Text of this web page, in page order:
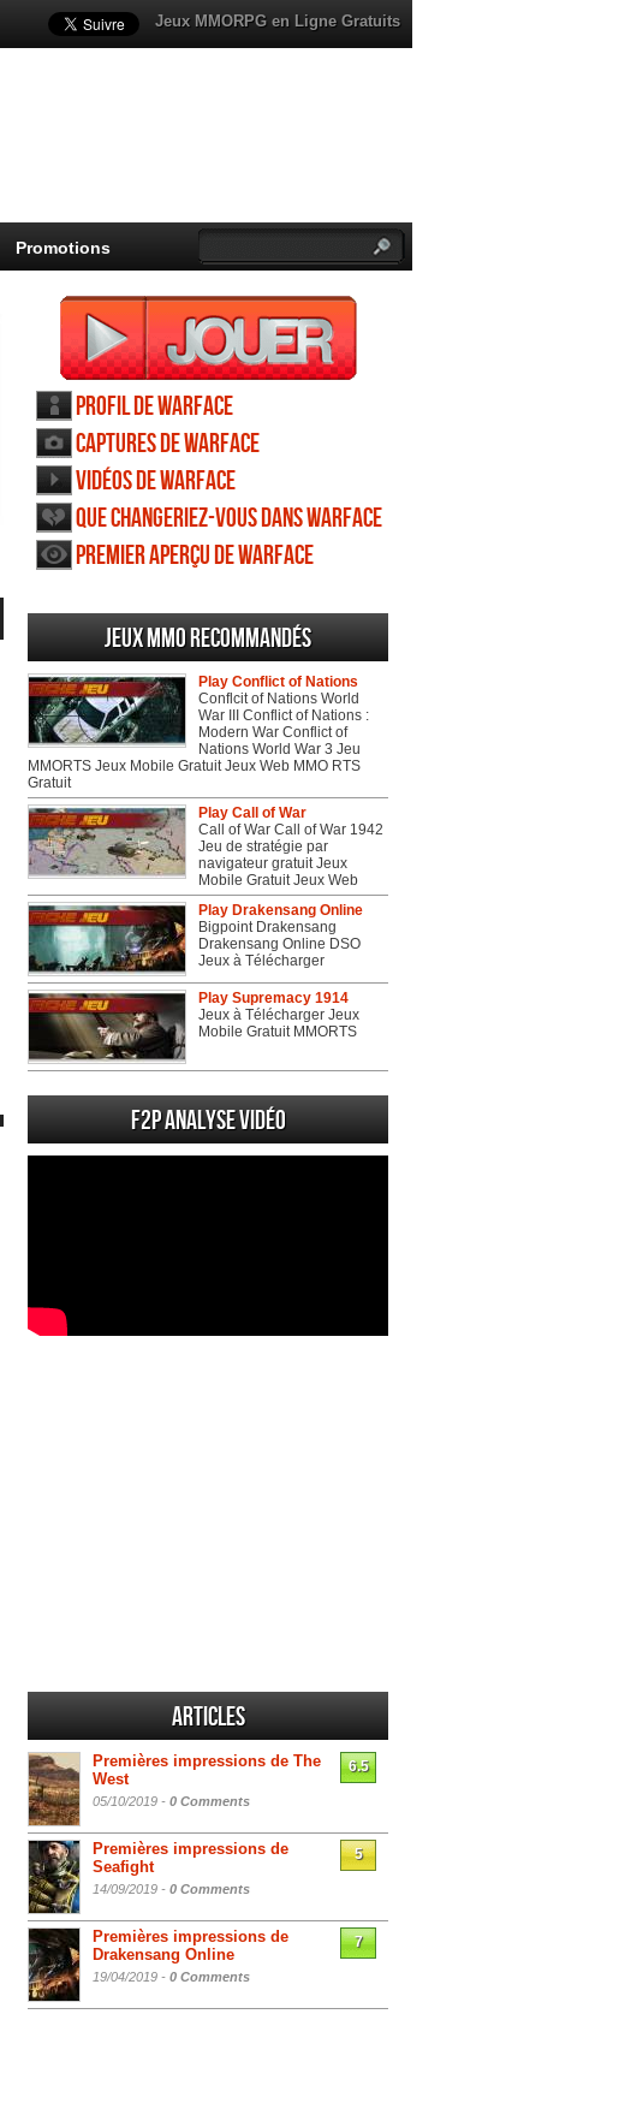
Jeux MMORPG en Ligne Gratuits
Promotions
Profil de Warface
Captures de Warface
Vidéos de Warface
Que changeriez-vous dans Warface
Premier aperçu de Warface
Jeux MMO recommandés
Play Conflict of Nations
Conflcit of Nations World
War III Conflict of Nations :
Modern War Conflict of
Nations World War 3 Jeu
MMORTS Jeux Mobile Gratuit Jeux Web MMO RTS
Gratuit
Play Call of War
Call of War Call of War 1942
Jeu de stratégie par
navigateur gratuit Jeux
Mobile Gratuit Jeux Web
Play Drakensang Online
Bigpoint Drakensang
Drakensang Online DSO
Jeux à Télécharger
Play Supremacy 1914
Jeux à Télécharger Jeux
Mobile Gratuit MMORTS
F2P Analyse vidéo
Articles
Premières impressions de The
West
05/10/2019 - 0 Comments
6.5
Premières impressions de
Seafight
14/09/2019 - 0 Comments
5
Premières impressions de
Drakensang Online
19/04/2019 - 0 Comments
7